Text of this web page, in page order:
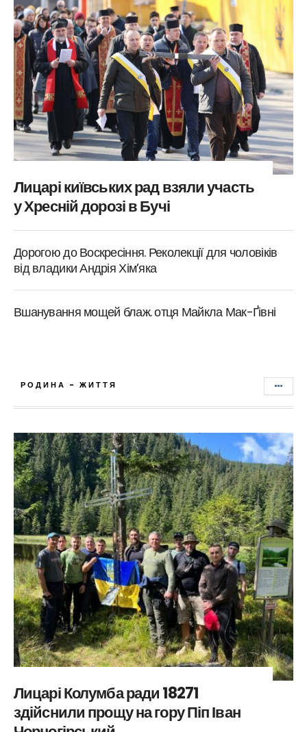
Лицарі київських рад взяли участь
у Хресній дорозі в Бучі
Дорогою до Воскресіння. Реколекції для чоловіків
від владики Андрія Хім’яка
Вшанування мощей блаж. отця Майкла Мак-Ґівні
РОДИНА - ЖИТТЯ
Лицарі Колумба ради 18271
здійснили прощу на гору Піп Іван